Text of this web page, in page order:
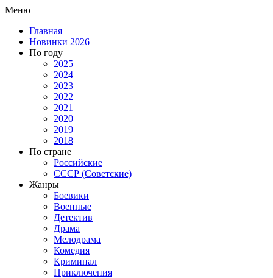
Меню
Главная
Новинки 2026
По году
2025
2024
2023
2022
2021
2020
2019
2018
По стране
Российские
СССР (Советские)
Жанры
Боевики
Военные
Детектив
Драма
Мелодрама
Комедия
Криминал
Приключения